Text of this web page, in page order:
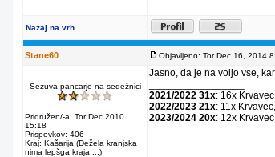
Nazaj na vrh
Stane60 Objavljeno: Tor Dec 16, 2014
Sezuva pancarje na sedežnici
Pridružen/-a: Tor Dec 2010
15:18
Prispevkov: 406
Kraj: Kašarija (Dežela kranjska
nima lepšga kraja,...)
Jasno, da je na voljo vse,
2021/2022 31x: 16x
2022/2023 21x: 11x
2023/2024 20x: 12x